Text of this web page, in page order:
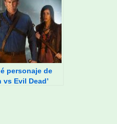
personaje de
vs Evil Dead’